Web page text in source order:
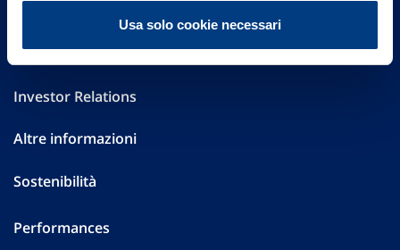
Usa solo cookie necessari
Governance
Investor Relations
Altre informazioni
Sostenibilità
Performances